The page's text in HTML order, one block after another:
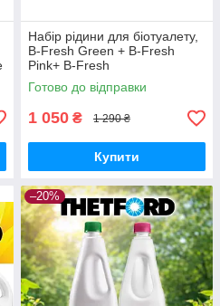
Набір рідини для біотуалету,
B-Fresh Green + B-Fresh
Pink+ B-Fresh
Blu, THETFORD.
Готово до відправки
1 050 ₴ 1 290 ₴
Купити
–20%